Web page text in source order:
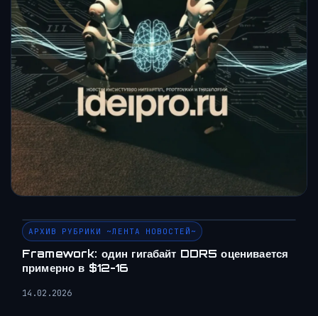
АРХИВ РУБРИКИ ~ЛЕНТА НОВОСТЕЙ~
Framework: один гигабайт DDR5 оценивается
примерно в $12-16
14.02.2026